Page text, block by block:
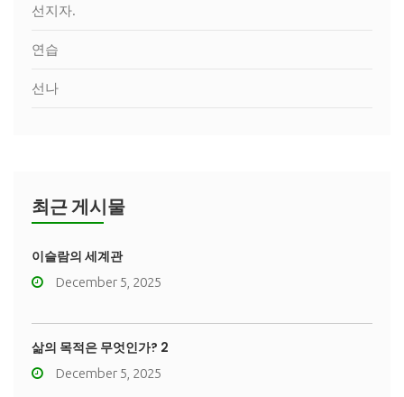
선지자.
연습
선나
최근 게시물
이슬람의 세계관
December 5, 2025
삶의 목적은 무엇인가? 2
December 5, 2025